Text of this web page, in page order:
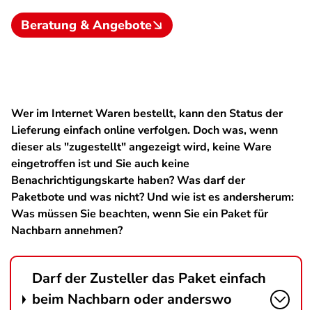
Beratung & Angebote
Wer im Internet Waren bestellt, kann den Status der
Lieferung einfach online verfolgen. Doch was, wenn
dieser als "zugestellt" angezeigt wird, keine Ware
eingetroffen ist und Sie auch keine
Benachrichtigungskarte haben? Was darf der
Paketbote und was nicht? Und wie ist es andersherum:
Was müssen Sie beachten, wenn Sie ein Paket für
Nachbarn annehmen?
Darf der Zusteller das Paket einfach
beim Nachbarn oder anderswo